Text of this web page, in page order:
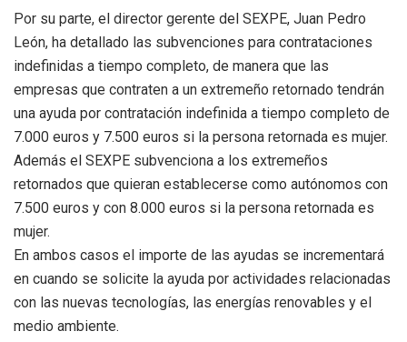
Por su parte, el director gerente del SEXPE, Juan Pedro
León, ha detallado las subvenciones para contrataciones
indefinidas a tiempo completo, de manera que las
empresas que contraten a un extremeño retornado tendrán
una ayuda por contratación indefinida a tiempo completo de
7.000 euros y 7.500 euros si la persona retornada es mujer.
Además el SEXPE subvenciona a los extremeños
retornados que quieran establecerse como autónomos con
7.500 euros y con 8.000 euros si la persona retornada es
mujer.
En ambos casos el importe de las ayudas se incrementará
en cuando se solicite la ayuda por actividades relacionadas
con las nuevas tecnologías, las energías renovables y el
medio ambiente.